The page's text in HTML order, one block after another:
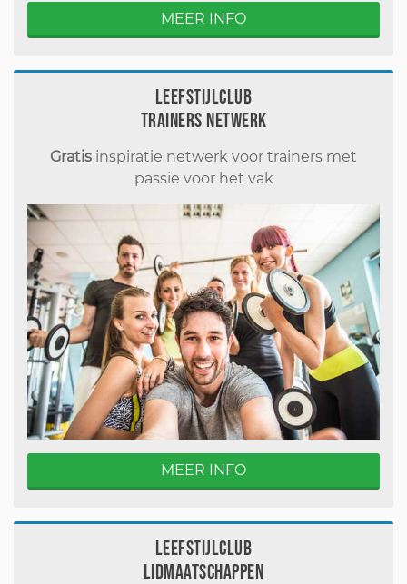
MEER INFO
Leefstijlclub
Trainers Netwerk
Gratis inspiratie netwerk voor trainers met
passie voor het vak
MEER INFO
Leefstijlclub
Lidmaatschappen